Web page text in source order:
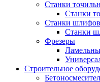
Станки
Станки
Станки
Станки
Фрезеры
Строительное